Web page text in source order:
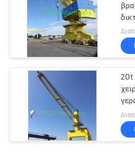
Γερανοί
πλοίων
30t
20t